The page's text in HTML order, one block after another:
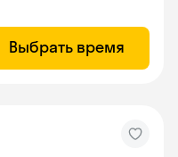
Выбрать время